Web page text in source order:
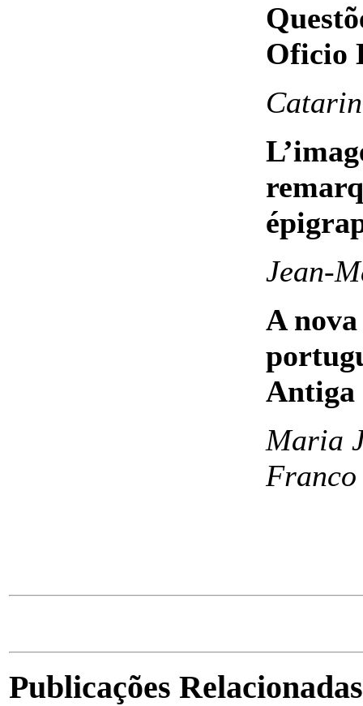
Oficio
Jean-
A
Antiga
Maria
Franco
Publicações Relacionadas